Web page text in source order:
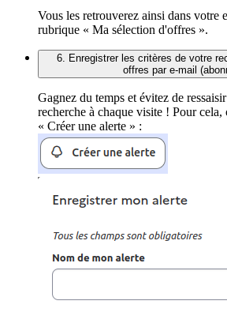
Vous les retrouverez ainsi dans votre
rubrique « Ma sélection d'offres ».
6. Enregistrer les critères de votre
offres par e-mail
Gagnez du temps et évitez de
recherche à chaque visite ! Pour
« Créer une alerte » :